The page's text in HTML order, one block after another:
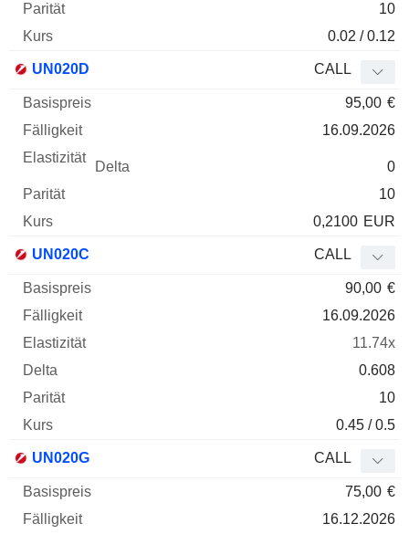
10
0.02 / 0.12
UN020D CALL
95,00 €
16.09.2026
0
10
0,2100 EUR
UN020C CALL
90,00 €
16.09.2026
11.74x
0.608
10
0.45 / 0.5
UN020G CALL
75,00 €
16.12.2026